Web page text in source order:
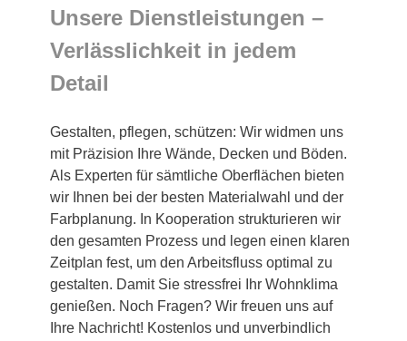
Unsere Dienstleistungen –
Verlässlichkeit in jedem
Detail
Gestalten, pflegen, schützen: Wir widmen uns
mit Präzision Ihre Wände, Decken und Böden.
Als Experten für sämtliche Oberflächen bieten
wir Ihnen bei der besten Materialwahl und der
Farbplanung. In Kooperation strukturieren wir
den gesamten Prozess und legen einen klaren
Zeitplan fest, um den Arbeitsfluss optimal zu
gestalten. Damit Sie stressfrei Ihr Wohnklima
genießen. Noch Fragen? Wir freuen uns auf
Ihre Nachricht! Kostenlos und unverbindlich